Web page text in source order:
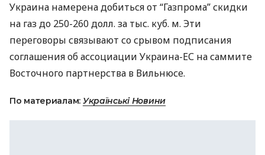
Украина намерена добиться от “Газпрома” скидки
на газ до 250-260 долл. за тыс. куб. м. Эти
переговоры связывают со срывом подписания
соглашения об ассоциации Украина-ЕС на саммите
Восточного партнерства в Вильнюсе.
По материалам: Українські Новини